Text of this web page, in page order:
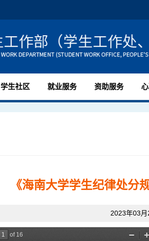
学生社区 就业服务 资助服务
《海南大学学生纪律处分
2023年03